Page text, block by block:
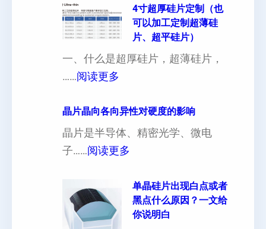
4寸超厚硅片定制（也
可以加工定制超薄硅
片、超平硅片）
一、什么是超厚硅片，超薄硅片，
……阅读更多
寸
超
厚
晶片晶向各向异性对硬度的影响
晶片是半导体、精密光学、微电
子……阅读更多
片
晶
向
单晶硅片出现白点或者
黑点什么原因？一文给
你说明白